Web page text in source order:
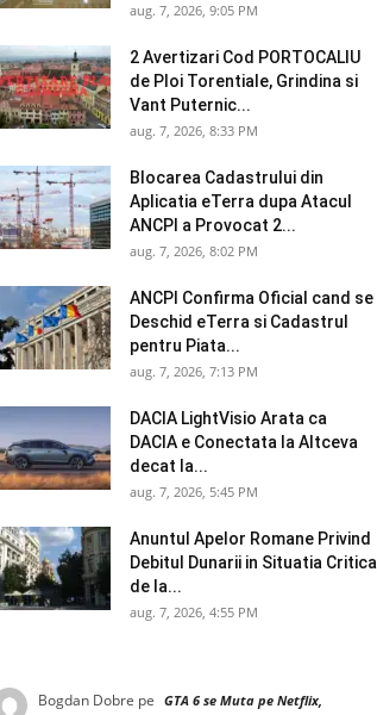
aug. 7, 2026, 9:05 PM
2 Avertizari Cod PORTOCALIU
de Ploi Torentiale, Grindina si
Vant Puternic...
aug. 7, 2026, 8:33 PM
Blocarea Cadastrului din
Aplicatia eTerra dupa Atacul
ANCPI a Provocat 2...
aug. 7, 2026, 8:02 PM
ANCPI Confirma Oficial cand se
Deschid eTerra si Cadastrul
pentru Piata...
aug. 7, 2026, 7:13 PM
DACIA LightVisio Arata ca
DACIA e Conectata la Altceva
decat la...
aug. 7, 2026, 5:45 PM
Anuntul Apelor Romane Privind
Debitul Dunarii in Situatia Critica
de la...
aug. 7, 2026, 4:55 PM
Bogdan Dobre pe GTA 6 se Muta pe Netflix,